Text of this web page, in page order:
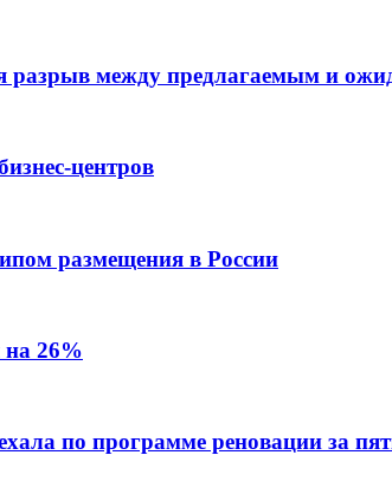
разрыв между предлагаемым и
центров
размещения в России
на 26%
по программе реновации за